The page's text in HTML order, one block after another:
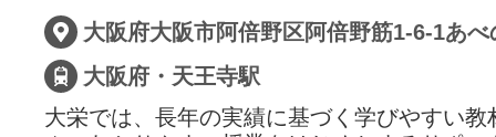
大阪府・天王寺駅
大栄では、長年の実績に基づく学びやすい教